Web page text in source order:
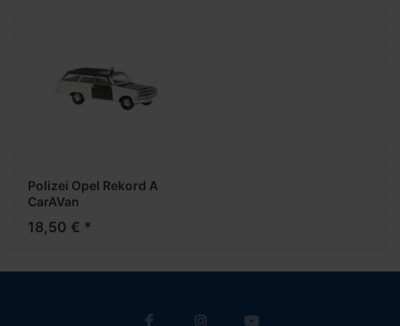
Polizei Opel Rekord A
CarAVan
18,50 € *